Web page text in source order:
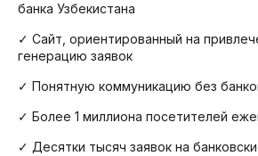
банка Узбекистана
✓ Сайт, ориентированный на
генерацию заявок
✓ Понятную коммуникацию без
✓ Более 1 миллиона посетителей
✓ Десятки тысяч заявок на